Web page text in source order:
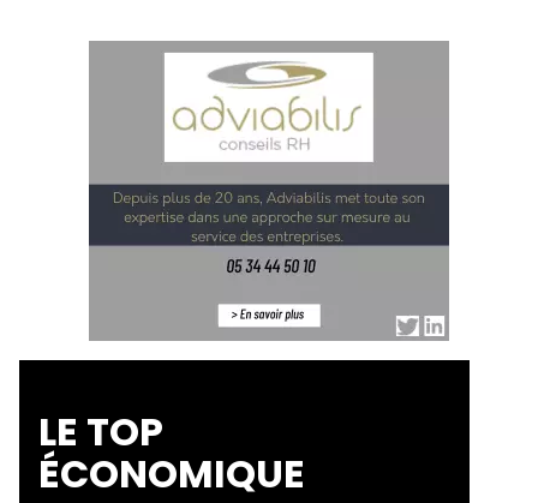
LE TOP
ÉCONOMIQUE